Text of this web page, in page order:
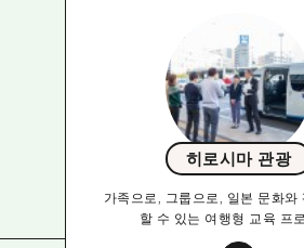
히로시마 관광
가족으로, 그룹으로, 일본 문화와
할 수 있는 여행형 교육 프